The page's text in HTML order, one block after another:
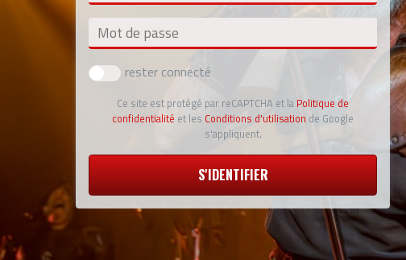
Mot de passe
rester connecté
Ce site est protégé par reCAPTCHA et la Politique de
confidentialité et les Conditions d'utilisation de Google
s'appliquent.
S'IDENTIFIER